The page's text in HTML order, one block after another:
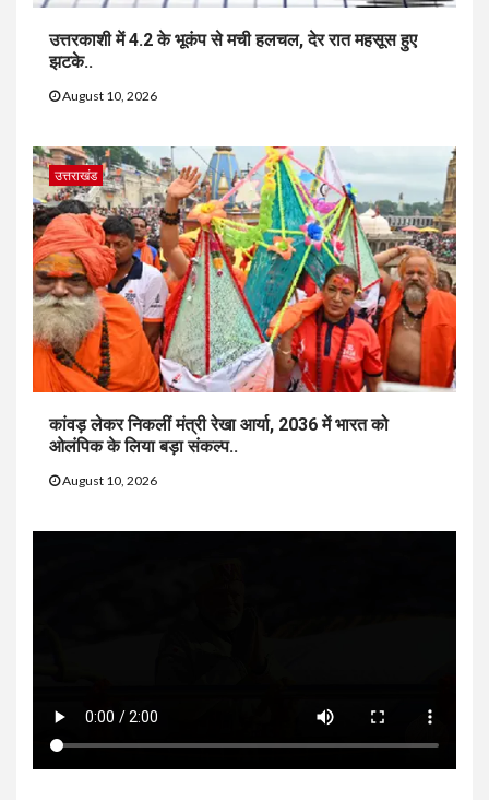
उत्तरकाशी में 4.2 के भूकंप से मची हलचल, देर रात महसूस हुए
झटके..
August 10, 2026
उत्तराखंड
कांवड़ लेकर निकलीं मंत्री रेखा आर्या, 2036 में भारत को
ओलंपिक के लिया बड़ा संकल्प..
August 10, 2026